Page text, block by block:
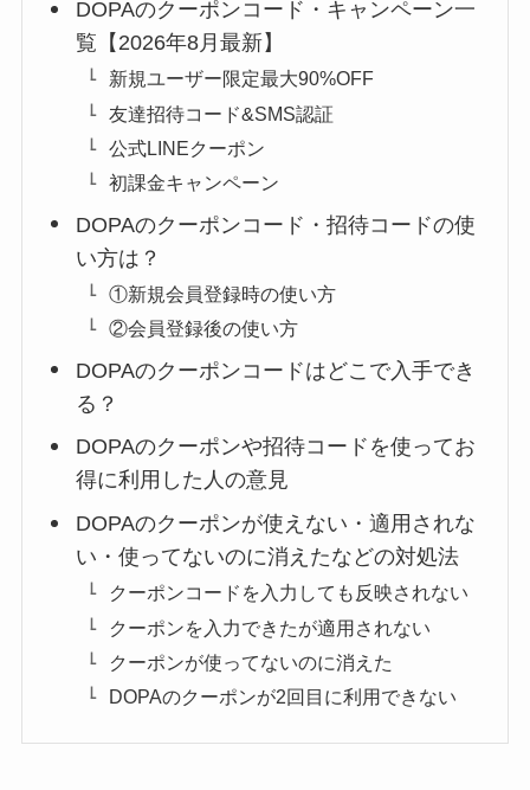
DOPAのクーポンコード・キャンペーン一
覧【2026年8月最新】
新規ユーザー限定最大90%OFF
友達招待コード&SMS認証
公式LINEクーポン
初課金キャンペーン
DOPAのクーポンコード・招待コードの使
い方は？
①新規会員登録時の使い方
②会員登録後の使い方
DOPAのクーポンコードはどこで入手でき
る？
DOPAのクーポンや招待コードを使ってお
得に利用した人の意見
DOPAのクーポンが使えない・適用されな
い・使ってないのに消えたなどの対処法
クーポンコードを入力しても反映されない
クーポンを入力できたが適用されない
クーポンが使ってないのに消えた
DOPAのクーポンが2回目に利用できない